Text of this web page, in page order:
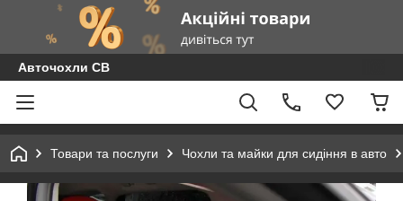
Авточохли СВ
Товари та послуги Чохли та майки для сидіння в авто